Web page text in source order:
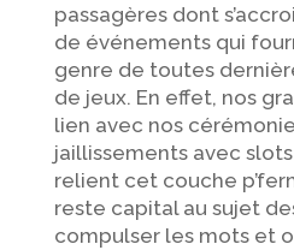
passagères dont
de événements qui
genre de toutes
de jeux. En effet, nos
lien avec nos
jaillissements avec
relient cet couche
reste capital au sujet
compulser les mots et